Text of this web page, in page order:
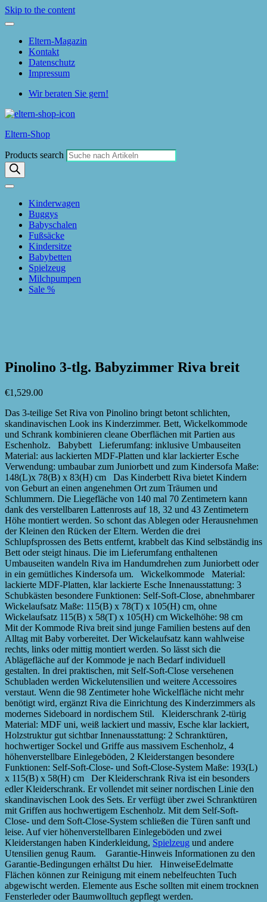
Skip to the content
Eltern-Magazin
Kontakt
Datenschutz
Impressum
Wir beraten Sie gern!
Eltern-Shop
Products search
Kinderwagen
Buggys
Babyschalen
Fußsäcke
Kindersitze
Babybetten
Spielzeug
Milchpumpen
Sale %
Pinolino 3-tlg. Babyzimmer Riva breit
€1,529.00
Das 3-teilige Set Riva von Pinolino bringt betont schlichten,
skandinavischen Look ins Kinderzimmer. Bett, Wickelkommode
und Schrank kombinieren cleane Oberflächen mit Partien aus
Eschenholz. Babybett Lieferumfang: inklusive Umbauseiten
Material: aus lackierten MDF-Platten und klar lackierter Esche
Verwendung: umbaubar zum Juniorbett und zum Kindersofa Maße:
148(L)x 78(B) x 83(H) cm Das Kinderbett Riva bietet Kindern
von Geburt an einen angenehmen Ort zum Träumen und
Schlummern. Die Liegefläche von 140 mal 70 Zentimetern kann
dank des verstellbaren Lattenrosts auf 18, 32 und 43 Zentimetern
Höhe montiert werden. So schont das Ablegen oder Herausnehmen
der Kleinen den Rücken der Eltern. Werden die drei
Schlupfsprossen des Betts entfernt, krabbelt das Kind selbständig ins
Bett oder steigt hinaus. Die im Lieferumfang enthaltenen
Umbauseiten wandeln Riva im Handumdrehen zum Juniorbett oder
in ein gemütliches Kindersofa um. Wickelkommode Material:
lackierte MDF-Platten, klar lackierte Esche Innenausstattung: 3
Schubkästen besondere Funktionen: Self-Soft-Close, abnehmbarer
Wickelaufsatz Maße: 115(B) x 78(T) x 105(H) cm, ohne
Wickelaufsatz 115(B) x 58(T) x 105(H) cm Wickelhöhe: 98 cm
Mit der Kommode Riva breit sind junge Familien bestens auf den
Alltag mit Baby vorbereitet. Der Wickelaufsatz kann wahlweise
rechts, links oder mittig montiert werden. So lässt sich die
Ablägefläche auf der Kommode je nach Bedarf individuell
gestalten. In drei praktischen, mit Self-Soft-Close versehenen
Schubladen werden Wickelutensilien und weitere Accessoires
verstaut. Wenn die 98 Zentimeter hohe Wickelfläche nicht mehr
benötigt wird, ergänzt Riva die Einrichtung des Kinderzimmers als
modernes Sideboard in nordischem Stil. Kleiderschrank 2-türig
Material: MDF uni, weiß lackiert und massiv, Esche klar lackiert,
Holzstruktur gut sichtbar Innenausstattung: 2 Schranktüren,
hochwertiger Sockel und Griffe aus massivem Eschenholz, 4
höhenverstellbare Einlegeböden, 2 Kleiderstangen besondere
Funktionen: Self-Soft-Close- und Soft-Close-System Maße: 193(L)
x 115(B) x 58(H) cm Der Kleiderschrank Riva ist ein besonders
edler Kleiderschrank. Er vollendet mit seiner nordischen Linie den
skandinavischen Look des Sets. Er verfügt über zwei Schranktüren
mit Griffen aus hochwertigem Eschenholz. Mit dem Self-Soft-
Close- und dem Soft-Close-System schließen die Türen sanft und
leise. Auf vier höhenverstellbaren Einlegeböden und zwei
Kleiderstangen haben Kinderkleidung, Spielzeug und andere
Utensilien genug Raum. Garantie-Hinweis Informationen zu den
Garantie-Bedingungen erhältst Du hier. HinweiseEdelmatte
Flächen können zur Reinigung mit einem nebelfeuchten Tuch
abgewischt werden. Elemente aus Esche sollten mit einem trocknen
Fensterleder oder Baumwolltuch gepflegt werden.